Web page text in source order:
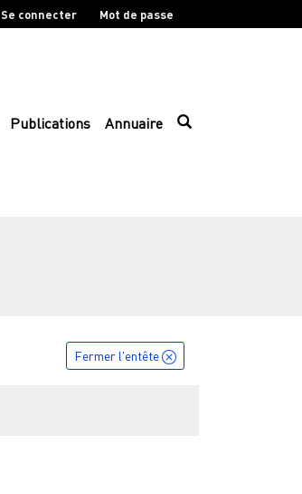
Se connecter Mot de passe
Publications Annuaire
Fermer l'entête